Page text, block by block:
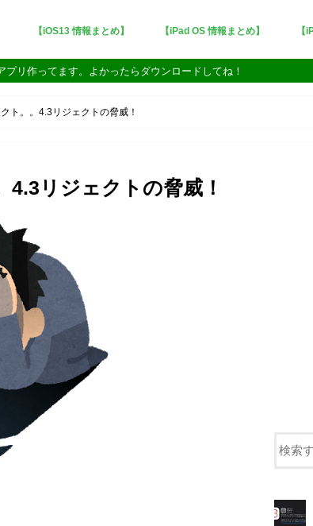
【iOS13 情報まとめ】 【iPad OS 情報まとめ】 【
プリ作ってます。よかったらダウンロードしてね！
ト。。4.3リジェクトの脅威！
リジェクトの脅威！